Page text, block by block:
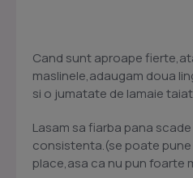
Cand sunt aproape
maslinele,adaugam doua
si o jumatate de lamaie
Lasam sa fiarba pana
consistenta.(se poate pune
place,asa ca nu pun foarte